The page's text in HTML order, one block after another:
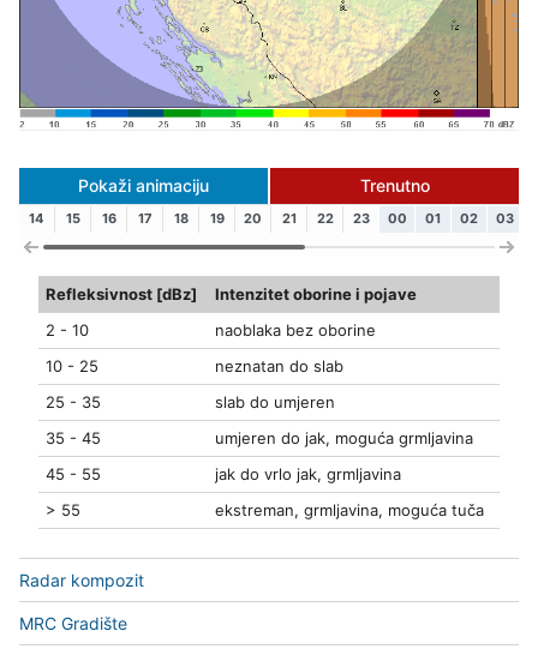
Pokaži animaciju Trenutno
14 15 16 17 18 19 20 21 22 23 00 01 02 03
Refleksivnost [dBz]
Intenzitet oborine i pojave
2 - 10
naoblaka bez oborine
10 - 25
neznatan do slab
25 - 35
slab do umjeren
35 - 45
umjeren do jak, moguća grmljavina
45 - 55
jak do vrlo jak, grmljavina
> 55
ekstreman, grmljavina, moguća tuča
Radar kompozit
MRC Gradište